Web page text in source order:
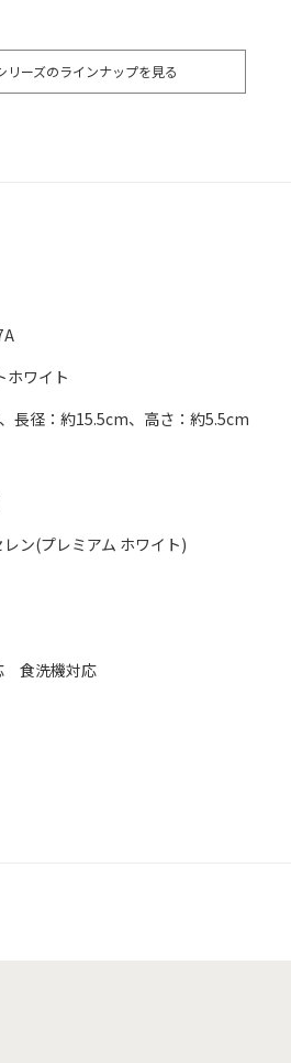
リーズのラインナップを見る
ホワイト
長径：約15.5cm、高さ：約5.5cm
ン(プレミアム ホワイト)
食洗機対応